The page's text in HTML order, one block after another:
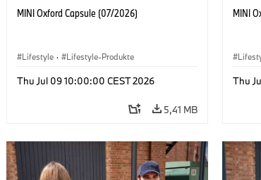
MINI Oxford Capsule (07/2026)
Lifestyle · Lifestyle-Produkte
Thu Jul 09 10:00:00 CEST 2026
5,41 MB
MINI
Thu